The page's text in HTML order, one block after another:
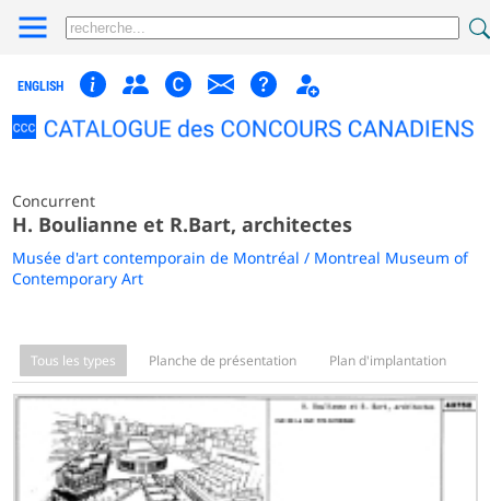
ENGLISH
Concurrent
H. Boulianne et R.Bart, architectes
Musée d'art contemporain de Montréal / Montreal Museum of
Contemporary Art
Tous les types Planche de présentation Plan d'implantation